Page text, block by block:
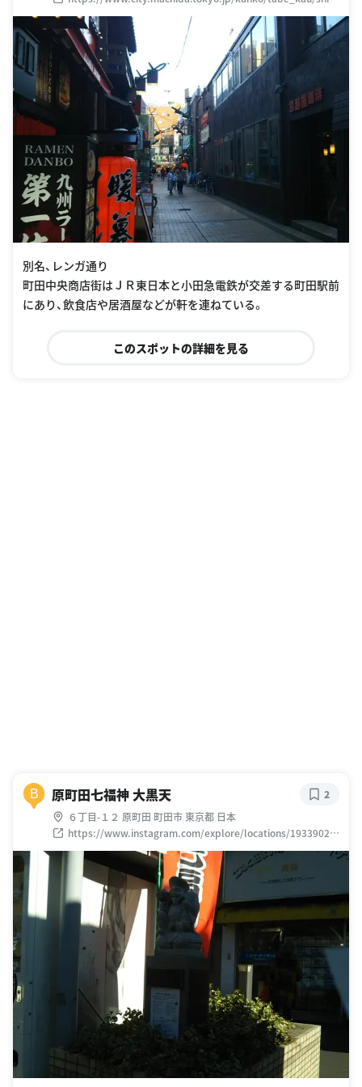
ai_shoutenngai.html
別名、レンガ通り
町田中央商店街はＪＲ東日本と小田急電鉄が交差する町田駅前
にあり、飲食店や居酒屋などが軒を連ねている。
このスポットの詳細を見る
B 原町田七福神 大黒天
６丁目-１２ 原町田 町田市 東京都 日本
https://www.instagram.com/explore/locations/19339022
76913742
2